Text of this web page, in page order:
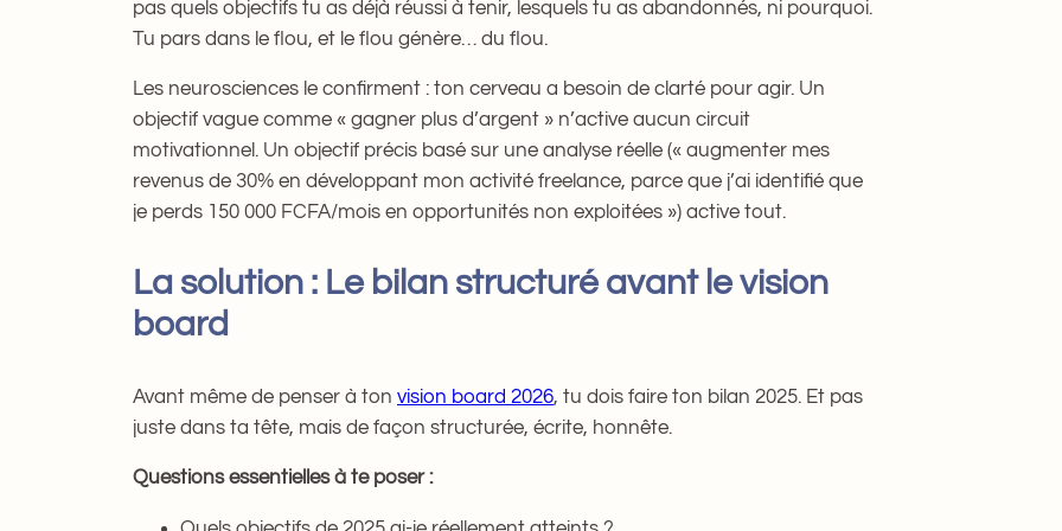
pas quels objectifs tu as déjà réussi à tenir, lesquels tu as abandonnés, ni pourquoi.
Tu pars dans le flou, et le flou génère… du flou.
Les neurosciences le confirment : ton cerveau a besoin de clarté pour agir. Un
objectif vague comme « gagner plus d’argent » n’active aucun circuit
motivationnel. Un objectif précis basé sur une analyse réelle (« augmenter mes
revenus de 30% en développant mon activité freelance, parce que j’ai identifié que
je perds 150 000 FCFA/mois en opportunités non exploitées ») active tout.
La solution : Le bilan structuré avant le vision
board
Avant même de penser à ton vision board 2026, tu dois faire ton bilan 2025. Et pas
juste dans ta tête, mais de façon structurée, écrite, honnête.
Questions essentielles à te poser :